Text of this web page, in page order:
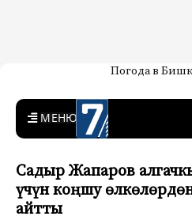
7-канал.
Кыргызстан
Жаңылыктар — Кыргызстан
Погода в
MENU
Садыр Жапаров
үчүн коңшу
айтты